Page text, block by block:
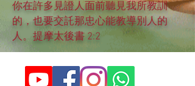
你在許多見證人面前聽見我所教訓
的，也要交託那忠心能教導別人的
人。提摩太後書 2:2